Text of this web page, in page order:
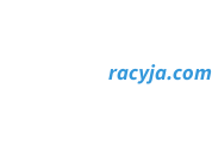
racyja.com